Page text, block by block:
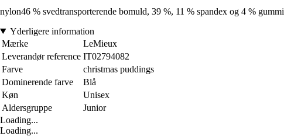
nylon46 % svedtransporterende bomuld, 39 %, 11 % spandex og 4 % gummi
Yderligere information
Mærke
LeMieux
Leverandør reference IT02794082
Farve
christmas puddings
Dominerende farve
Blå
Køn
Unisex
Aldersgruppe
Junior
Loading...
Loading...